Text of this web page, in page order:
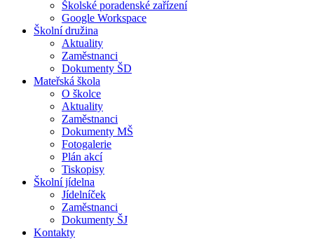
Školské poradenské zařízení
Google Workspace
Školní družina
Aktuality
Zaměstnanci
Dokumenty ŠD
Mateřská škola
O školce
Aktuality
Zaměstnanci
Dokumenty MŠ
Fotogalerie
Plán akcí
Tiskopisy
Školní jídelna
Jídelníček
Zaměstnanci
Dokumenty ŠJ
Kontakty